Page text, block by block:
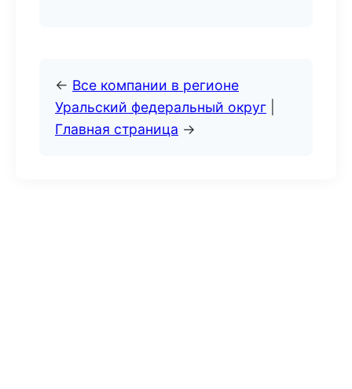
← Все компании в регионе
Уральский федеральный округ
Главная страница →